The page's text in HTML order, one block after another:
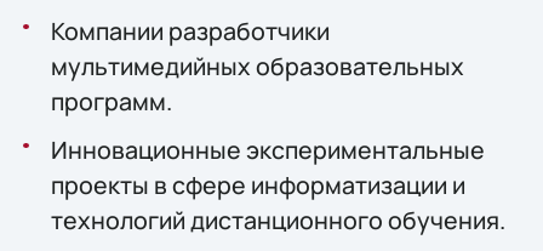
Компании разработчики
мультимедийных образовательных
программ.
Инновационные экспериментальные
проекты в сфере информатизации и
технологий дистанционного обучения.